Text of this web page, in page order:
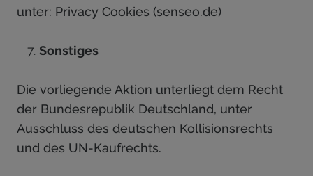
unter: Privacy Cookies (senseo.de)
Sonstiges
Die vorliegende Aktion unterliegt dem Recht
der Bundesrepublik Deutschland, unter
Ausschluss des deutschen Kollisionsrechts
und des UN-Kaufrechts.